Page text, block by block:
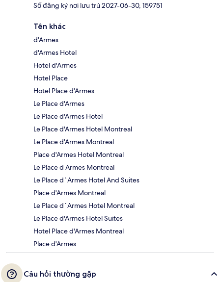
Số đăng ký nơi lưu trú 2027-06-30, 159751
Tên khác
d'Armes
d'Armes Hotel
Hotel d'Armes
Hotel Place
Hotel Place d'Armes
Le Place d'Armes
Le Place d'Armes Hotel
Le Place d'Armes Hotel Montreal
Le Place d'Armes Montreal
Place d'Armes Hotel Montreal
Le Place d Armes Montreal
Le Place d`Armes Hotel And Suites
Place d'Armes Montreal
Le Place d`Armes Hotel Montreal
Le Place d'Armes Hotel Suites
Hotel Place d'Armes Montreal
Place d'Armes
Câu hỏi thường gặp